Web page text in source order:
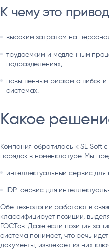
К чему это
высоким затратам на
трудоемким и медленным
подразделениях;
повышенным рискам ошибок и
системах.
Какое
Компания обратилась к SL Soft
порядок в номенклатуре. Мы
интеллектуальный сервис
IDP-сервис для
Обе технологии работают в
классифицирует позиции,
ГОСТов. Даже если позиция
система понимает, что речь
документы, извлекает из них